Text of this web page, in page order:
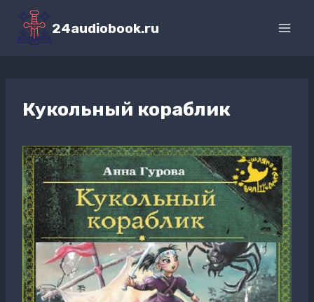
Перейти
содержимому
24audiobook.ru
Кукольный кораблик